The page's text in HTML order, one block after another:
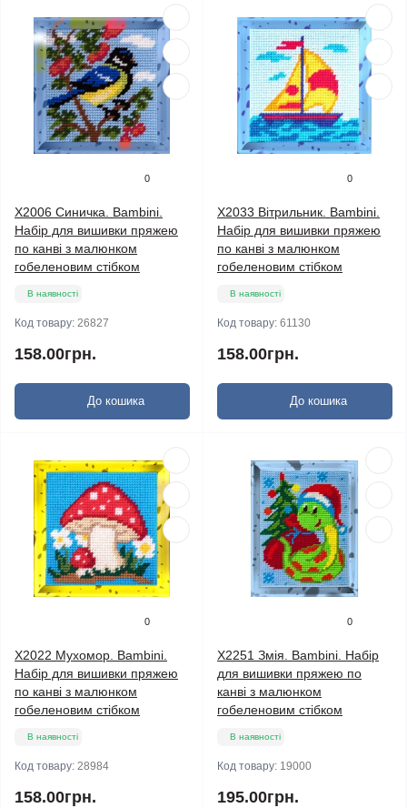
0
X2006 Синичка. Bambini.
Набір для вишивки пряжею
по канві з малюнком
гобеленовим стібком
В наявності
Код товару: 26827
158.00грн.
До кошика
0
X2033 Вітрильник. Bambini.
Набір для вишивки пряжею
по канві з малюнком
гобеленовим стібком
В наявності
Код товару: 61130
158.00грн.
До кошика
0
X2022 Мухомор. Bambini.
Набір для вишивки пряжею
по канві з малюнком
гобеленовим стібком
В наявності
Код товару: 28984
158.00грн.
0
X2251 Змія. Bambini. Набір
для вишивки пряжею по
канві з малюнком
гобеленовим стібком
В наявності
Код товару: 19000
195.00грн.